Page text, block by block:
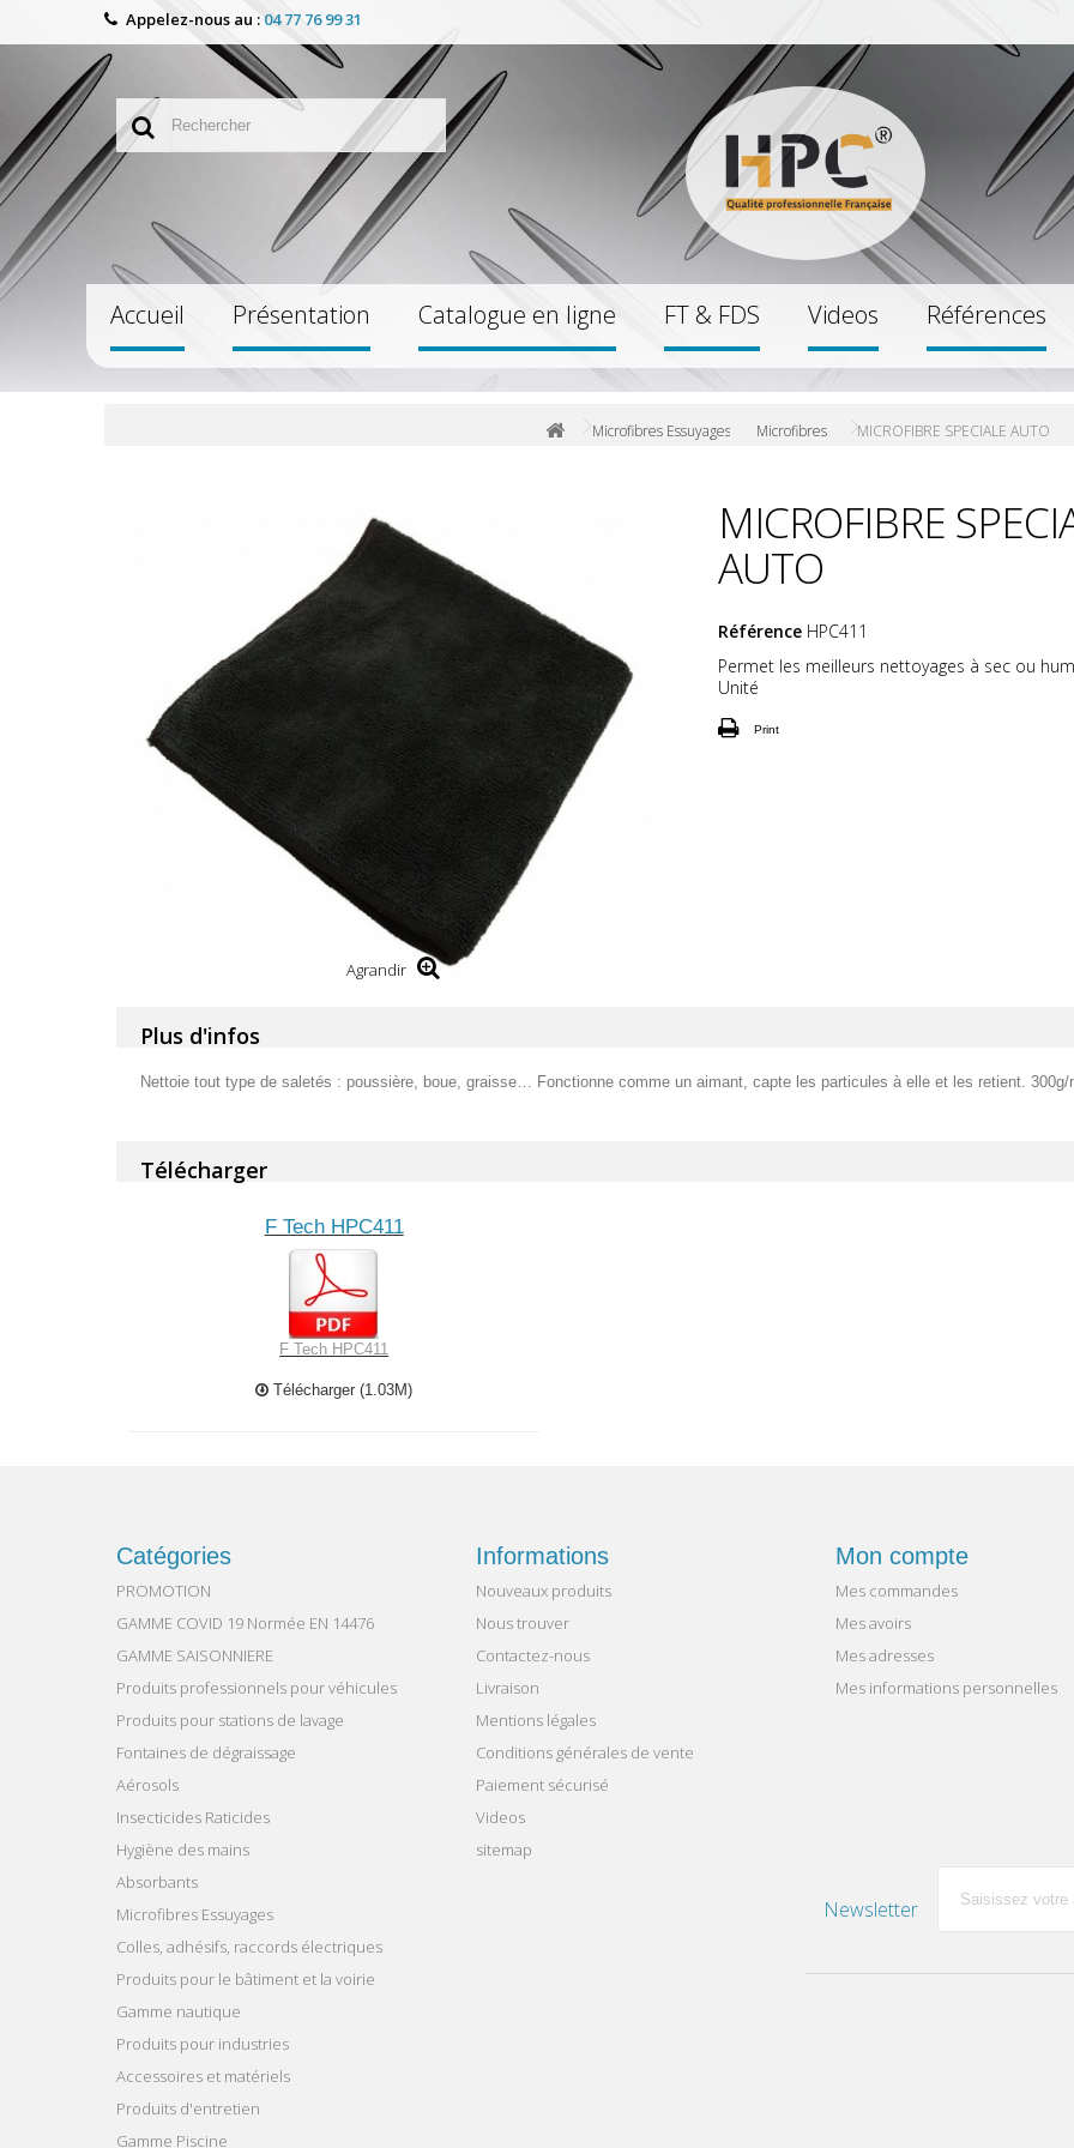
Appelez-nous au : 04 77 76 99 31
Accueil Présentation Catalogue en ligne FT & FDS Videos Références
Microfibres Essuyages Microfibres MICROFIBRE SPECIALE AUTO
Agrandir
MICROFIBRE
AUTO
Référence HPC411
Permet les meilleurs nettoyages à sec ou
Unité
Print
Plus d'infos
Nettoie tout type de saletés : poussière, boue, graisse… Fonctionne comme un aimant, capte les particules à elle et les retient. 300g/
Télécharger
F Tech HPC411
F Tech HPC411
Télécharger (1.03M)
Catégories
PROMOTION
GAMME COVID 19 Normée EN 14476
GAMME SAISONNIERE
Produits professionnels pour véhicules
Produits pour stations de lavage
Fontaines de dégraissage
Aérosols
Insecticides Raticides
Hygiène des mains
Absorbants
Microfibres Essuyages
Colles, adhésifs, raccords électriques
Produits pour le bâtiment et la voirie
Gamme nautique
Produits pour industries
Accessoires et matériels
Produits d'entretien
Gamme Piscine
Informations
Nouveaux produits
Nous trouver
Contactez-nous
Livraison
Mentions légales
Conditions générales de vente
Paiement sécurisé
Videos
sitemap
Mon compte
Mes commandes
Mes avoirs
Mes adresses
Mes informations personnelles
Newsletter